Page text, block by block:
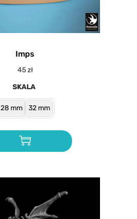
Imps
45zł
SKALA
28 mm 32 mm